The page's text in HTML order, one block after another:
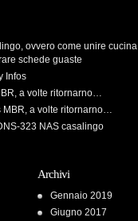
ovvero come unire cucina
schede guaste
Infos
a volte ritornarno…
MBR, a volte ritornarno…
323 NAS casalingo
Archivi
Gennaio 2019
Giugno 2017